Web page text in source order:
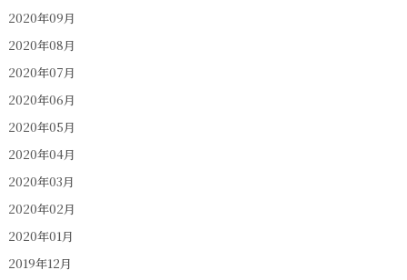
2020年09月
2020年08月
2020年07月
2020年06月
2020年05月
2020年04月
2020年03月
2020年02月
2020年01月
2019年12月